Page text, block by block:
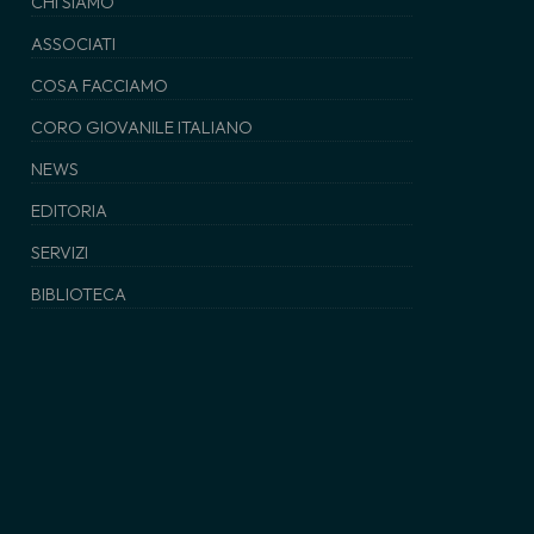
ASSOCIATI
COSA FACCIAMO
CORO GIOVANILE ITALIANO
NEWS
EDITORIA
SERVIZI
BIBLIOTECA